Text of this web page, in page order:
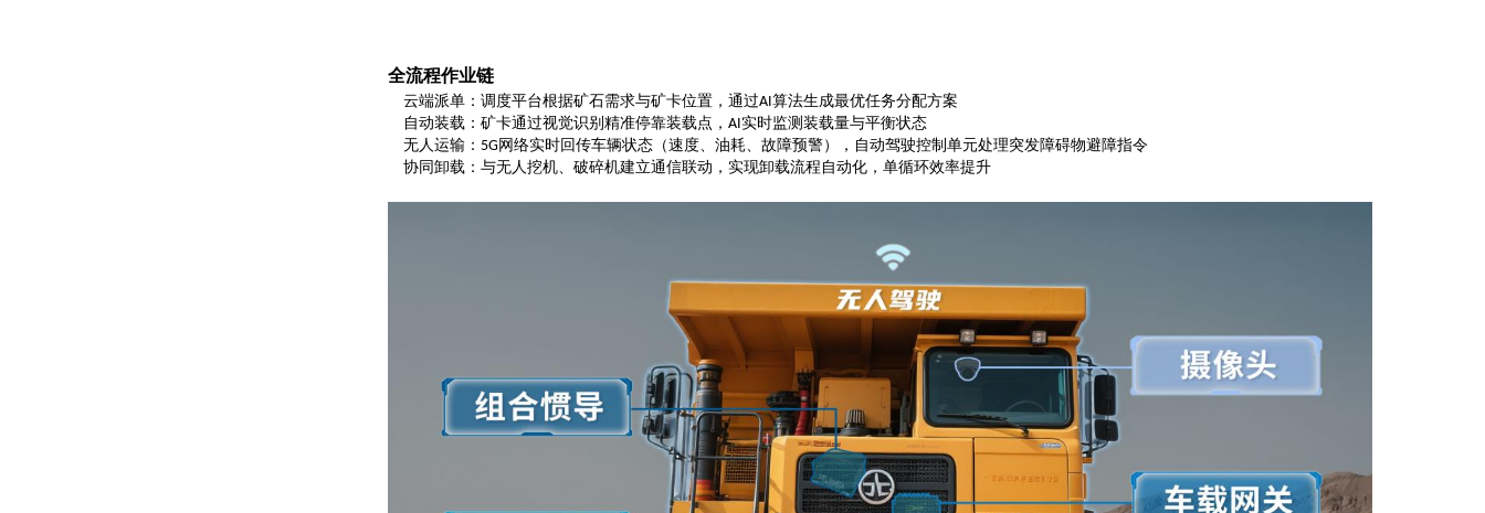
全流程作业链
云端派单：调度平台根据矿石需求与矿卡位置，通过AI算法生成最优任务分配方案
自动装载：矿卡通过视觉识别精准停靠装载点， AI实时监测装载量与平衡状态
无人运输： 5G网络实时回传车辆状态（速度、油耗、故障预警），自动驾驶控制单元处理突发障碍物避障指令
协同卸载：与无人挖机、破碎机建立通信联动，实现卸载流程自动化，单循环效率提升